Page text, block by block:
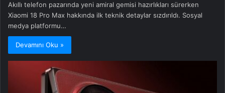
Akıllı telefon pazarında yeni amiral gemisi hazırlıkları sürerken
Xiaomi 18 Pro Max hakkında ilk teknik detaylar sızdırıldı. Sosyal
medya platformu…
Devamını Oku »